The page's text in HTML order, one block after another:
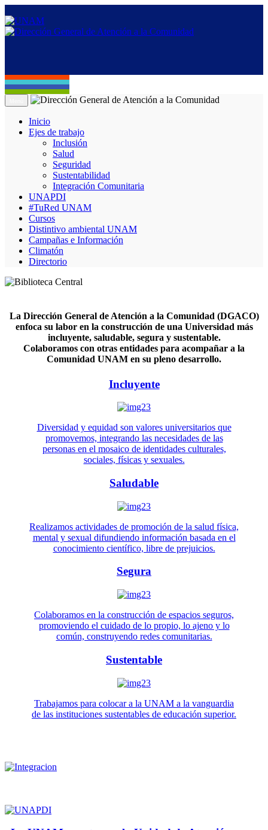
Inicio
Ejes de trabajo
Inclusión
Salud
Seguridad
Sustentabilidad
Integración Comunitaria
UNAPDI
#TuRed UNAM
Cursos
Distintivo ambiental UNAM
Campañas e Información
Climatón
Directorio
La Dirección General de Atención a la Comunidad (DGACO)
enfoca su labor en la construcción de una Universidad más
incluyente, saludable, segura y sustentable.
Colaboramos con otras entidades para acompañar a la
Comunidad UNAM en su pleno desarrollo.
Incluyente
Diversidad y equidad son valores universitarios que
promovemos, integrando las necesidades de las
personas en el mosaico de identidades culturales,
sociales, físicas y sexuales.
Saludable
Realizamos actividades de promoción de la salud física,
mental y sexual difundiendo información basada en el
conocimiento científico, libre de prejuicios.
Segura
Colaboramos en la construcción de espacios seguros,
promoviendo el cuidado de lo propio, lo ajeno y lo
común, construyendo redes comunitarias.
Sustentable
Trabajamos para colocar a la UNAM a la vanguardia
de las instituciones sustentables de educación superior.